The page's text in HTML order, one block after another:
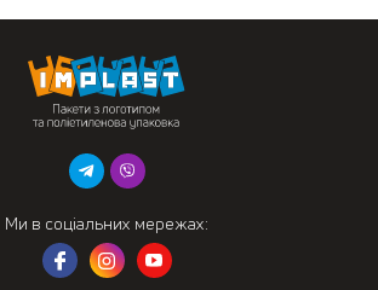
Ми в соціальних мережах: